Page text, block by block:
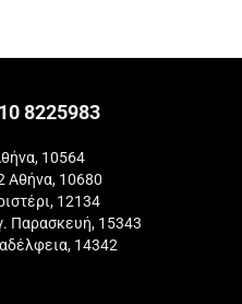
8225983
10564
Αθήνα, 10680
12134
Παρασκευή, 15343
14342